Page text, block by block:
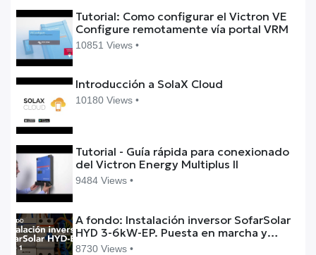
Tutorial: Como configurar el Victron VE
Configure remotamente vía portal VRM
10851 Views •
Introducción a SolaX Cloud
10180 Views •
Tutorial - Guía rápida para conexionado
del Victron Energy Multiplus II
9484 Views •
A fondo: Instalación inversor SofarSolar
HYD 3-6kW-EP. Puesta en marcha y
configuración. Parte (1/3)
8730 Views •